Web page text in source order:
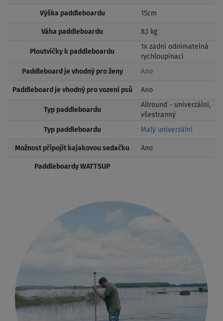
Výška paddleboardu 15cm
Váha paddleboardu 8,1 kg
Ploutvičky k paddleboardu
1x zadní odnímatelná
rychloupínací
Paddleboard je vhodný pro ženy Ano
Paddleboard je vhodný pro vození psů Ano
Typ paddleboardu
Allround - univerzální,
všestranný
Typ paddleboardu Malý univerzální
Možnost připojit kajakovou sedačku Ano
Paddleboardy WATTSUP